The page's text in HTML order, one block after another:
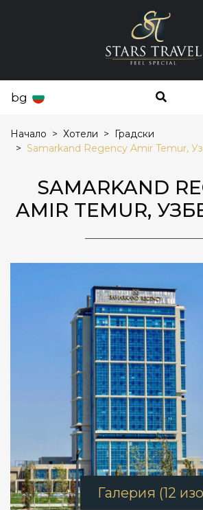
bg
Начало Хотели
Градски
Samarkand Regency Amir Temur,
SAMARKAND
AMIR TEMUR,
Галерия (12